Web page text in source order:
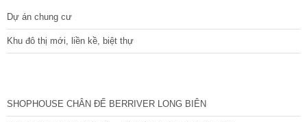
Dự án chung cư
Khu đô thị mới, liền kề, biệt thự
SHOPHOUSE CHÂN ĐẾ BERRIVER LONG BIÊN